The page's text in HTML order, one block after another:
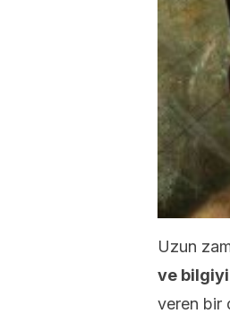
Uzun
ve
veren bir